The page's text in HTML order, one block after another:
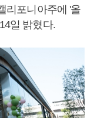
리포니아주에 '올
일 밝혔다.